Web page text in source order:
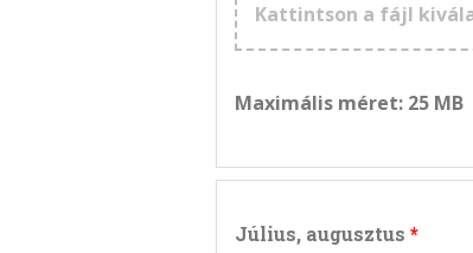
Kattintson a fájl
Maximális méret: 25 MB
Július, augusztus